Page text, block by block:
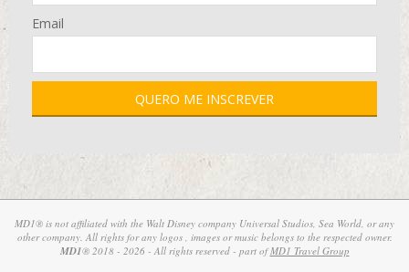
Email
MD1® is not affiliated with the Walt Disney company Universal Studios, Sea World, or any
other company. All rights for any logos , images or music belongs to the respected owner.
MD1® 2018 - 2026 - All rights reserved - part ofMD1 Travel Group